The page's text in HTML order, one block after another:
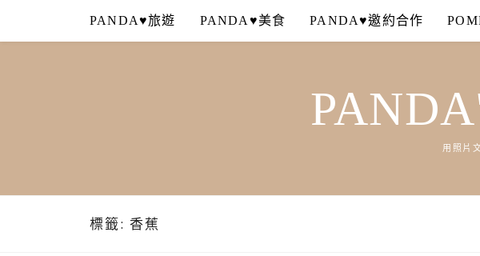
content
PANDA♥旅遊 PANDA♥美食 PANDA♥邀約合作
用照片
標籤: 香蕉